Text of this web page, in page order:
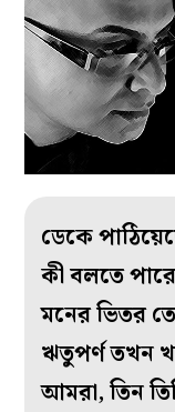
ডেকে
কী বলতে
মনের ভিতর
ঋতুপর্ণ তখন
আমরা, তিন